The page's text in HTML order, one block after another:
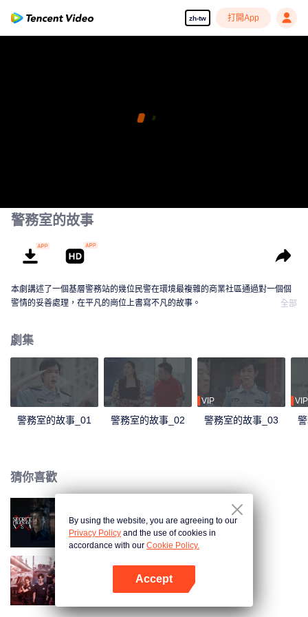
zh-tw 打開App
警務室的故事
本劇講述了一個基層警務站的幾位民警在環境最複雜的商業社區通過對一個個
警情的妥善處理，在平凡的崗位上書寫不凡的故事。
全部
劇集
警務室的故事_01 警務室的故事_02
VIP
警務室的故事_03
VIP
猜你喜歡
X局密檔
女巡特警之蜂鳥突擊隊
By using the website, you are agreeing to our
Privacy Policy and the use of cookies in
accordance with our Cookie Policy.
Accept